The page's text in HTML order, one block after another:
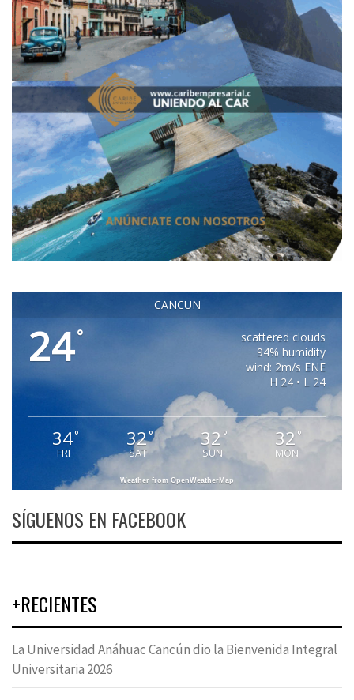
CANCUN
24°
scattered clouds
94% humidity
wind: 2m/s ENE
H 24 • L 24
34°
FRI
32°
SAT
32 °
SUN
32 °
MON
Weather from OpenWeatherMap
SÍGUENOS EN FACEBOOK
+RECIENTES
La Universidad Anáhuac Cancún dio la Bienvenida Integral
Universitaria 2026